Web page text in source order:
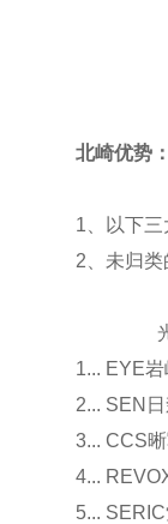
北崎优势
1、以下
2、未归
光源
1... EYE
2... SEN
3... CCS
4...
5...